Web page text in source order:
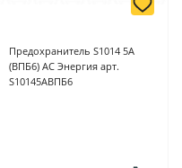
Предохранитель S1014 5А
(ВПБ6) АС Энергия арт.
S10145АВПБ6